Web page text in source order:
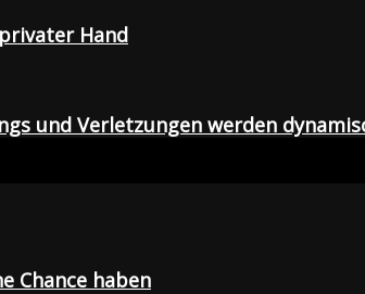
Hand
und Verletzungen werden
Chance haben